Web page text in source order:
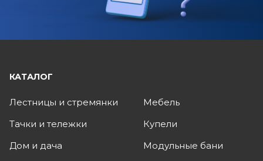
КАТАЛОГ
Лестницы и стремянки
Тачки и тележки
Дом и дача
Мебель
Купели
Модульные бани